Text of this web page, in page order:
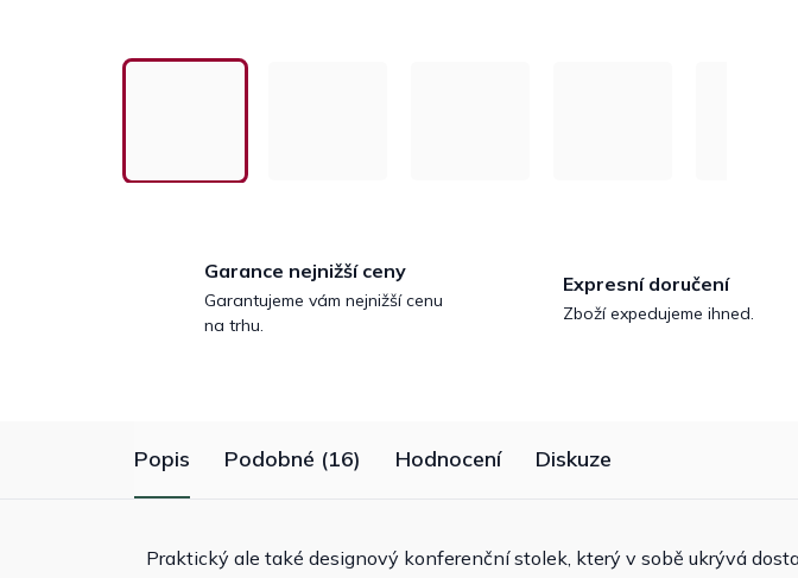
Garance nejnižší ceny
Garantujeme vám nejnižší cenu
na trhu.
Expresní doručení
Zboží expedujeme ihned.
Popis Podobné (16) Hodnocení Diskuze
Praktický ale také designový konferenční stolek, který v sobě ukrývá